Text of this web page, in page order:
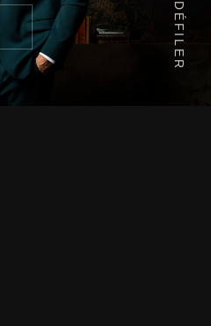
DÉFILER